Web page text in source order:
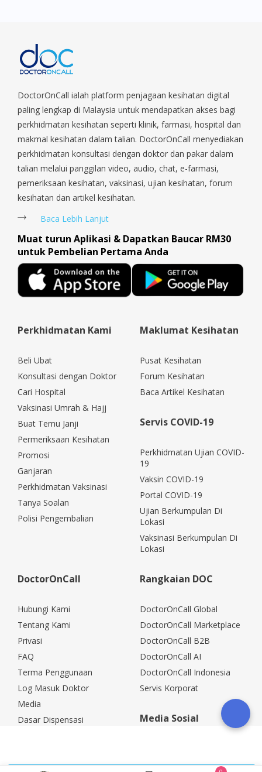
DoctorOnCall ialah platform penjagaan kesihatan digital
paling lengkap di Malaysia untuk mendapatkan akses bagi
perkhidmatan kesihatan seperti klinik, farmasi, hospital dan
makmal kesihatan dalam talian. DoctorOnCall menyediakan
perkhidmatan konsultasi dengan doktor dan pakar dalam
talian melalui panggilan video, audio, chat, e-farmasi,
pemeriksaan kesihatan, vaksinasi, ujian kesihatan, forum
kesihatan dan artikel kesihatan.
Baca Lebih Lanjut
Muat turun Aplikasi & Dapatkan Baucar RM30
untuk Pembelian Pertama Anda
Perkhidmatan Kami
Beli Ubat
Konsultasi dengan Doktor
Cari Hospital
Vaksinasi Umrah & Hajj
Buat Temu Janji
Permeriksaan Kesihatan
Promosi
Ganjaran
Perkhidmatan Vaksinasi
Tanya Soalan
Polisi Pengembalian
Maklumat Kesihatan
Pusat Kesihatan
Forum Kesihatan
Baca Artikel Kesihatan
Servis COVID-19
Perkhidmatan Ujian COVID-
19
Vaksin COVID-19
Portal COVID-19
Ujian Berkumpulan Di
Lokasi
Vaksinasi Berkumpulan Di
Lokasi
DoctorOnCall
Hubungi Kami
Tentang Kami
Privasi
FAQ
Terma Penggunaan
Log Masuk Doktor
Media
Dasar Dispensasi
Polisi Pemulangan
Rangkaian DOC
DoctorOnCall Global
DoctorOnCall Marketplace
DoctorOnCall B2B
DoctorOnCall AI
DoctorOnCall Indonesia
Servis Korporat
Media Sosial